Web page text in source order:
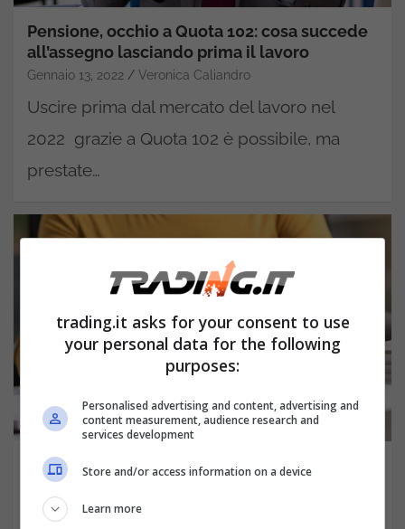
Pensione, occhio a Quota 102: cosa succede
all’assegno lasciando prima il lavoro
Gennaio 13, 2022 Veronica Caliandro
Uscire prima dal mercato del lavoro nel
2022 grazie a Quota 102 è possibile, ma
prestate…
Isee, si deve inserire il reddito di
cittadinanza? La risposta non è scontata
Gennaio 12, 2022 Veronica Caliandro
trading.it asks for your consent to use
your personal data for the following
purposes:
Personalised advertising and content, advertising and
content measurement, audience research and
services development
Store and/or access information on a device
Learn more